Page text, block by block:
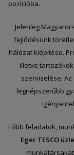
pozícióba.
Jelenleg
fejlődésünk
hálózat kiépítése.
illetve
szervizelése.
legnépszerűbb
Főbb feladatok,
Eger TESCO